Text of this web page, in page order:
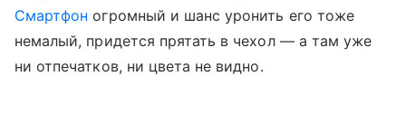
Смартфон огромный и шанс уронить его тоже
немалый, придется прятать в чехол — а там уже
ни отпечатков, ни цвета не видно.